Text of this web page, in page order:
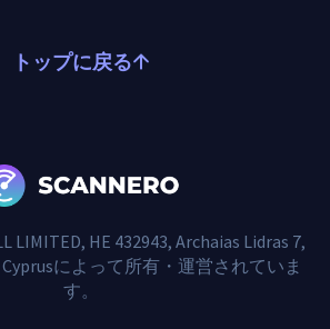
トップに戻る
LIMITED, HE 432943, Archaias Lidras 7,
Cyprusによって所有・運営されていま
す。